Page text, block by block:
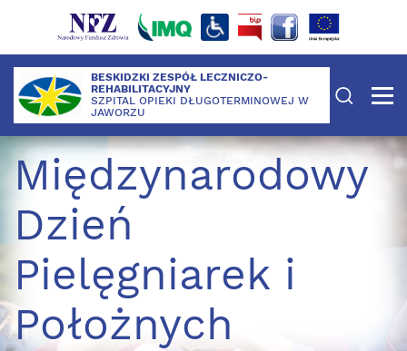
BESKIDZKI ZESPÓŁ LECZNICZO-
REHABILITACYJNY
SZPITAL OPIEKI DŁUGOTERMINOWEJ W
JAWORZU
Międzynarodowy
Dzień
Pielęgniarek i
Położnych